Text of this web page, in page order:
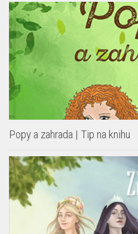
Popy a zahrada | Tip na knihu